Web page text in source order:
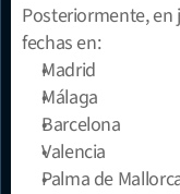
Posteriormente, en
fechas en:
Madrid
Málaga
Barcelona
Valencia
Palma de